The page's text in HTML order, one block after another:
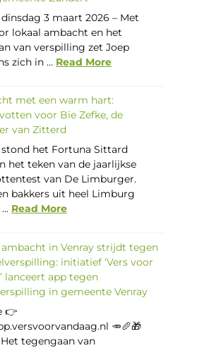
3 maart 2026 – Met
lokaal ambacht en het
van verspilling zet Joep
zich in ... Read More
met een warm hart:
voor Bie Zefke, de
van Zitterd
het Fortuna Sittard
het teken van de jaarlijkse
van De Limburger.
bakkers uit heel Limburg
Read More
ambacht in Venray strijdt tegen
initiatief ‘Vers voor
lanceert app tegen
in gemeente Venray
👉
🥕🥖🎁
Het tegengaan van